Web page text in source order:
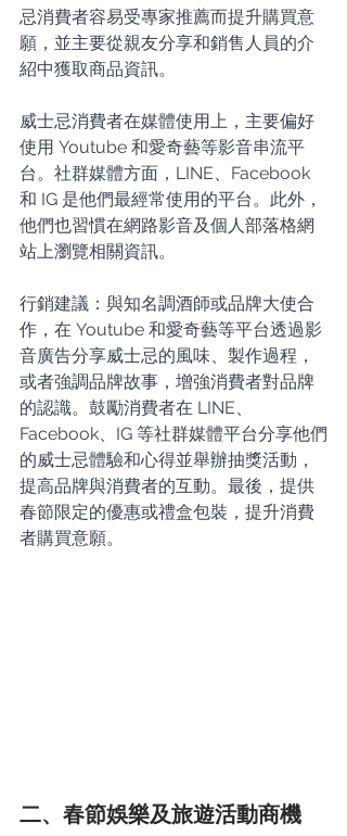
忌消費者容易受專家推薦而提升購買意
願，並主要從親友分享和銷售人員的介
紹中獲取商品資訊。
威士忌消費者在媒體使用上，主要偏好
使用 Youtube 和愛奇藝等影音串流平
台。社群媒體方面，LINE、Facebook
和 IG 是他們最經常使用的平台。此外，
他們也習慣在網路影音及個人部落格網
站上瀏覽相關資訊。
行銷建議：與知名調酒師或品牌大使合
作，在 Youtube 和愛奇藝等平台透過影
音廣告分享威士忌的風味、製作過程，
或者強調品牌故事，增強消費者對品牌
的認識。鼓勵消費者在 LINE、
Facebook、IG 等社群媒體平台分享他們
的威士忌體驗和心得並舉辦抽獎活動，
提高品牌與消費者的互動。最後，提供
春節限定的優惠或禮盒包裝，提升消費
者購買意願。
二、春節娛樂及旅遊活動商機